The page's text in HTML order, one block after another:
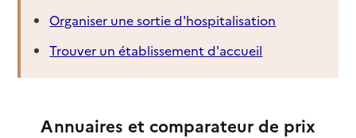
Organiser une sortie d'hospitalisation
Trouver un établissement d'accueil
Annuaires et comparateur de prix